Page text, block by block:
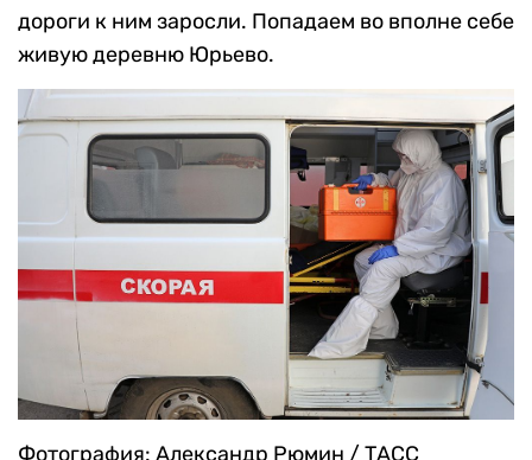
дороги к ним заросли. Попадаем во вполне себе
живую деревню Юрьево.
Фотография: Александр Рюмин / ТАСС